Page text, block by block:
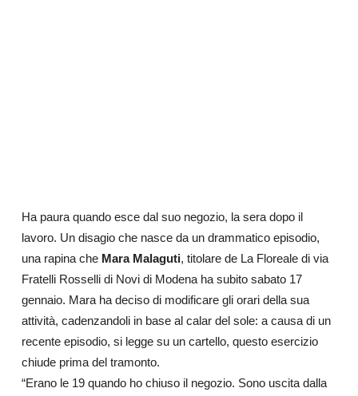
Ha paura quando esce dal suo negozio, la sera dopo il
lavoro. Un disagio che nasce da un drammatico episodio,
una rapina che Mara Malaguti, titolare de La Floreale di via
Fratelli Rosselli di Novi di Modena ha subito sabato 17
gennaio. Mara ha deciso di modificare gli orari della sua
attività, cadenzandoli in base al calar del sole: a causa di un
recente episodio, si legge su un cartello, questo esercizio
chiude prima del tramonto.
“Erano le 19 quando ho chiuso il negozio. Sono uscita dalla